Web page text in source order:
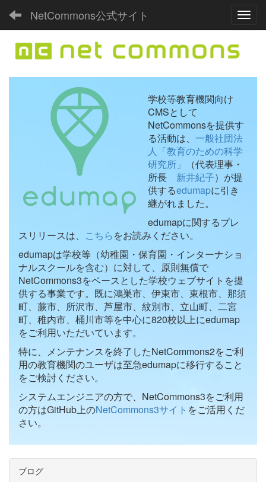
NetCommons公式サイト
学校等教育機関向け
CMSとして
NetCommonsを提供す
る活動は、 一般社団法
人「教育のための科学
研究所」
（代表理事・
所長 新井紀子）が提
供するedumapに引き
継がれました。
edumapに関するプレ
スリリースは、 こちらをお読みください。
edumapは学校等（幼稚園・保育園・インターナショ
ナルスクールを含む）に対して、原則無償で
NetCommons3をベースとした学校ウェブサイトを提
供する事業です。既に鴻巣市、伊東市、東根市、那須
町、蕨市、所沢市、芦屋市、紋別市、立山町、二宮
町、稚内市、桶川市等を中心に820校以上にedumap
をご利用いただいています。
特に、メンテナンスを終了したNetCommons2をご利
用の教育機関のユーザは至急edumapに移行すること
をご検討ください。
システムエンジニアの方で、NetCommons3をご利用
の方はGitHub上のNetCommons3サイト をご活用くだ
さい。
ブログ